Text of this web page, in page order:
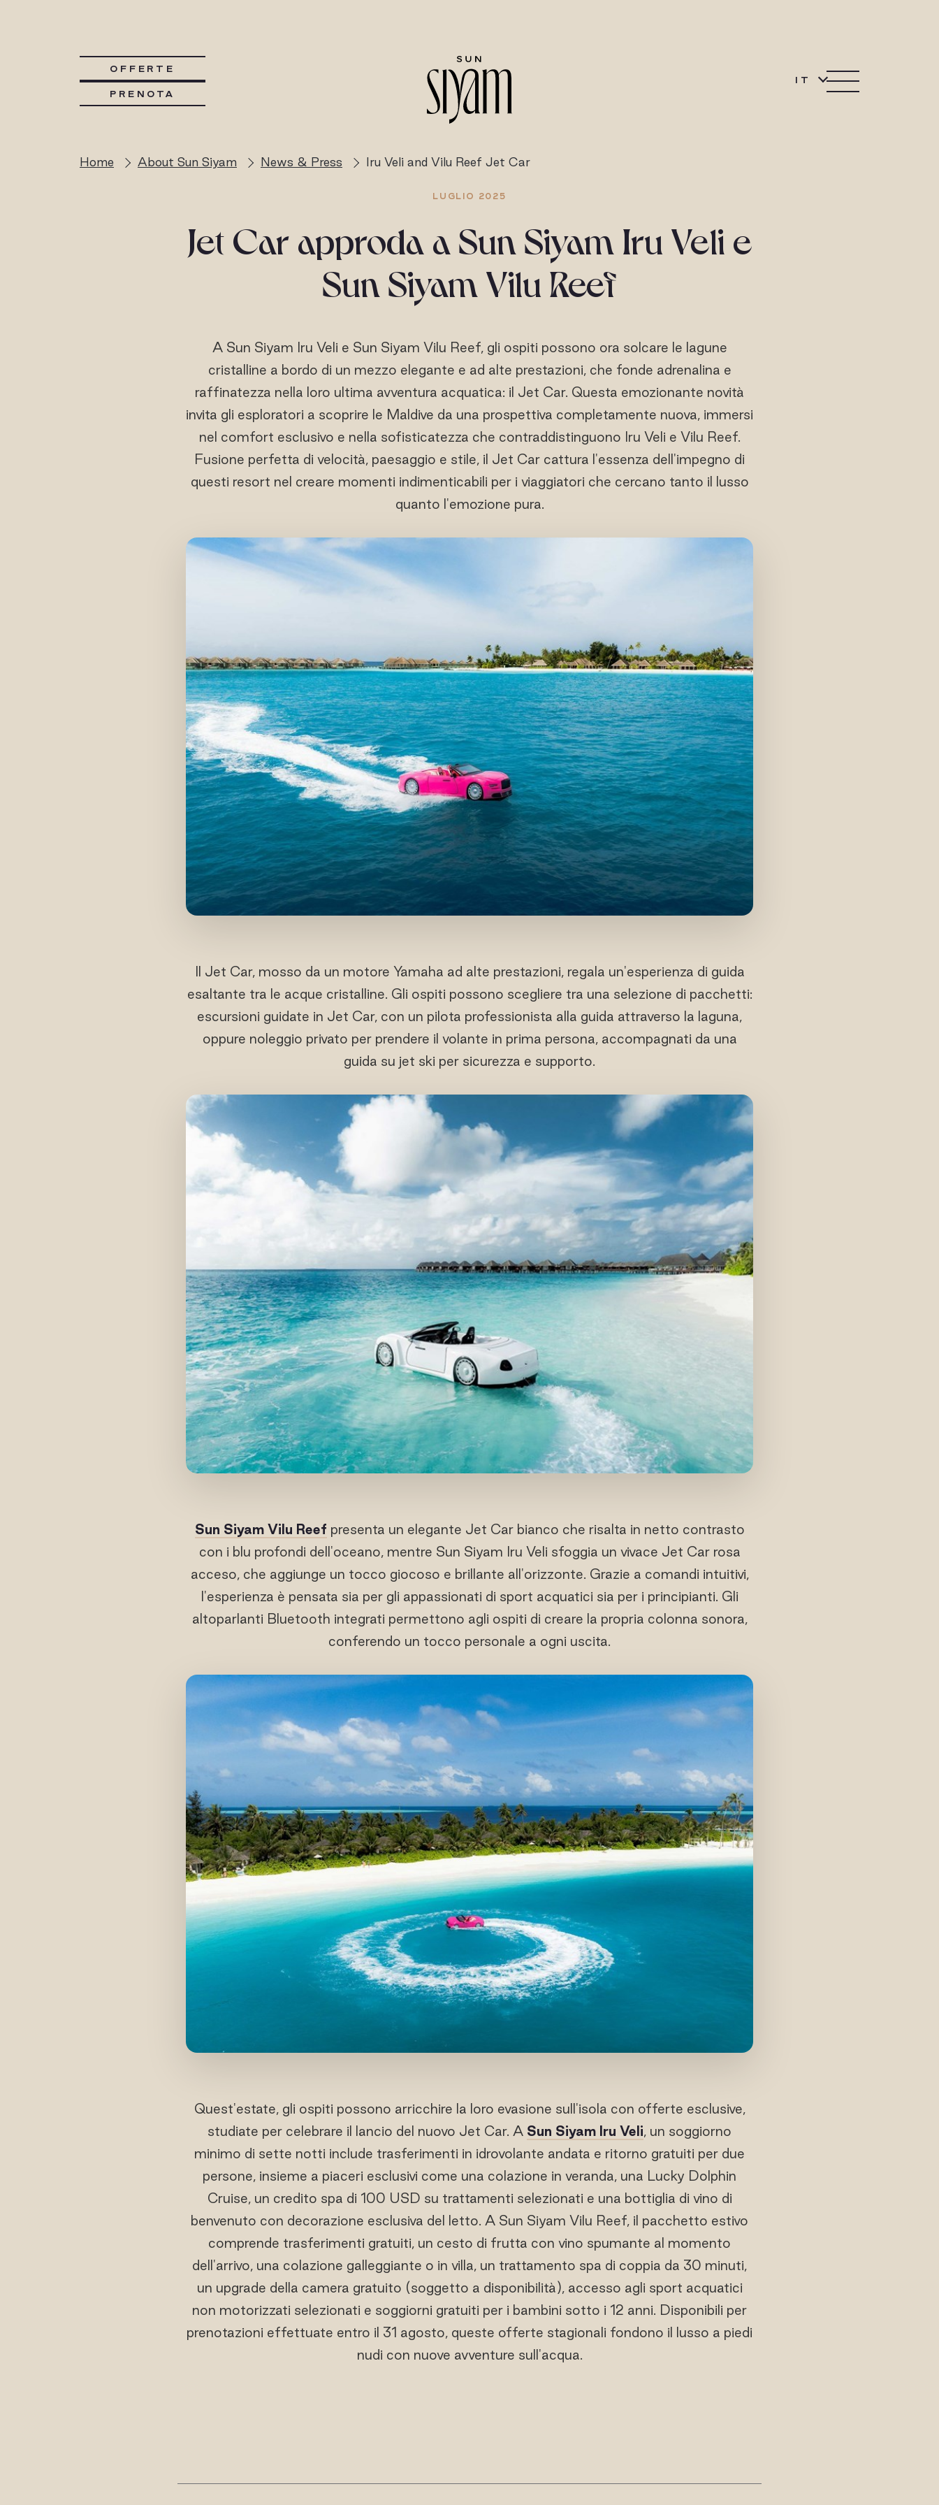
OFFERTE
PRENOTA
IT
Home About Sun Siyam News & Press Iru Veli and Vilu Reef Jet Car
LUGLIO 2025
Jet Car approda a Sun Siyam Iru Veli e
Sun Siyam Vilu Reef
A Sun Siyam Iru Veli e Sun Siyam Vilu Reef, gli ospiti possono ora solcare le lagune
cristalline a bordo di un mezzo elegante e ad alte prestazioni, che fonde adrenalina e
raffinatezza nella loro ultima avventura acquatica: il Jet Car. Questa emozionante novità
invita gli esploratori a scoprire le Maldive da una prospettiva completamente nuova, immersi
nel comfort esclusivo e nella sofisticatezza che contraddistinguono Iru Veli e Vilu Reef.
Fusione perfetta di velocità, paesaggio e stile, il Jet Car cattura l'essenza dell'impegno di
questi resort nel creare momenti indimenticabili per i viaggiatori che cercano tanto il lusso
quanto l'emozione pura.
Il Jet Car, mosso da un motore Yamaha ad alte prestazioni, regala un'esperienza di guida
esaltante tra le acque cristalline. Gli ospiti possono scegliere tra una selezione di pacchetti:
escursioni guidate in Jet Car, con un pilota professionista alla guida attraverso la laguna,
oppure noleggio privato per prendere il volante in prima persona, accompagnati da una
guida su jet ski per sicurezza e supporto.
Sun Siyam Vilu Reef presenta un elegante Jet Car bianco che risalta in netto contrasto
con i blu profondi dell'oceano, mentre Sun Siyam Iru Veli sfoggia un vivace Jet Car rosa
acceso, che aggiunge un tocco giocoso e brillante all'orizzonte. Grazie a comandi intuitivi,
l'esperienza è pensata sia per gli appassionati di sport acquatici sia per i principianti. Gli
altoparlanti Bluetooth integrati permettono agli ospiti di creare la propria colonna sonora,
conferendo un tocco personale a ogni uscita.
Quest'estate, gli ospiti possono arricchire la loro evasione sull'isola con offerte esclusive,
studiate per celebrare il lancio del nuovo Jet Car. A Sun Siyam Iru Veli, un soggiorno
minimo di sette notti include trasferimenti in idrovolante andata e ritorno gratuiti per due
persone, insieme a piaceri esclusivi come una colazione in veranda, una Lucky Dolphin
Cruise, un credito spa di 100 USD su trattamenti selezionati e una bottiglia di vino di
benvenuto con decorazione esclusiva del letto. A Sun Siyam Vilu Reef, il pacchetto estivo
comprende trasferimenti gratuiti, un cesto di frutta con vino spumante al momento
dell'arrivo, una colazione galleggiante o in villa, un trattamento spa di coppia da 30 minuti,
un upgrade della camera gratuito (soggetto a disponibilità), accesso agli sport acquatici
non motorizzati selezionati e soggiorni gratuiti per i bambini sotto i 12 anni. Disponibili per
prenotazioni effettuate entro il 31 agosto, queste offerte stagionali fondono il lusso a piedi
nudi con nuove avventure sull'acqua.